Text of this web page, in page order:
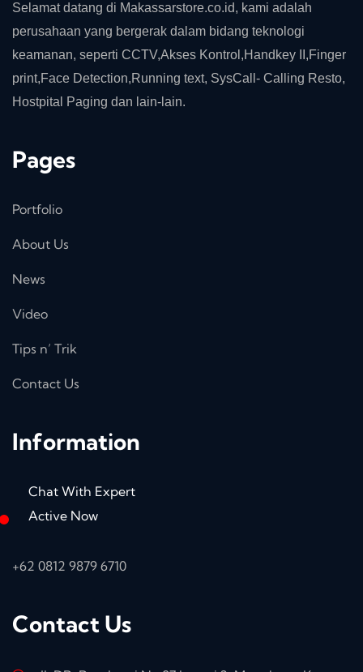
Selamat datang di Makassarstore.co.id, kami adalah
perusahaan yang bergerak dalam bidang teknologi
keamanan, seperti CCTV,Akses Kontrol,Handkey II,Finger
print,Face Detection,Running text, SysCall- Calling Resto,
Hostpital Paging dan lain-lain.
Pages
Portfolio
About Us
News
Video
Tips n’ Trik
Contact Us
Information
Chat With Expert
Active Now
+62 0812 9879 6710
Contact Us